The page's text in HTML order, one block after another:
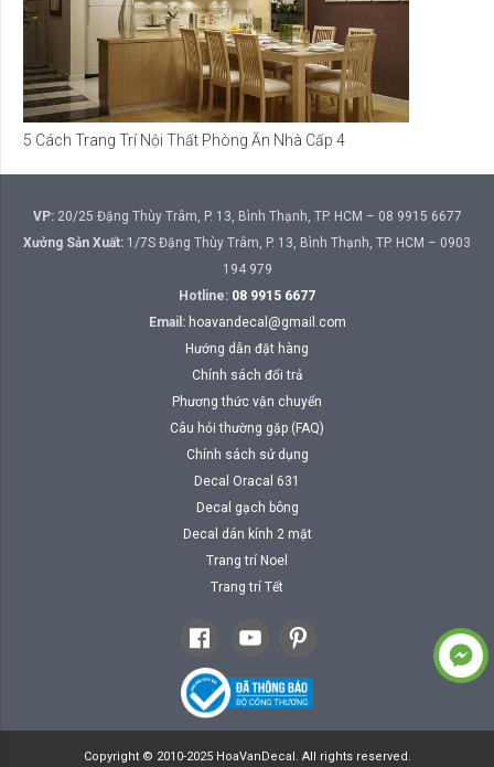
5 Cách Trang Trí Nội Thất Phòng Ăn Nhà Cấp 4
VP:20/25 Đặng Thùy Trâm, P. 13, Bình Thạnh, TP. HCM – 08 9915 6677
Xưởng Sản Xuất: 1/7S Đặng Thùy Trâm, P. 13, Bình Thạnh, TP. HCM – 0903
194 979
Hotline: 08 9915 6677
Email: hoavandecal@gmail.com
Hướng dẫn đặt hàng
Chính sách đổi trả
Phương thức vận chuyển
Câu hỏi thường gặp (FAQ)
Chính sách sử dụng
Decal Oracal 631
Decal gạch bông
Decal dán kính 2 mặt
Trang trí Noel
Trang trí Tết
Copyright © 2010-2025 HoaVanDecal. All rights reserved.